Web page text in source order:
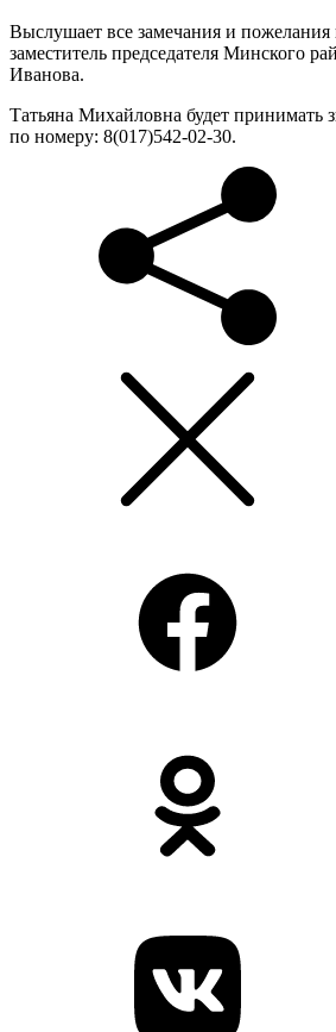
Выслушает все замечания и
заместитель председателя Минского
Иванова.
Татьяна Михайловна будет принимать
по номеру: 8(017)542-02-30.